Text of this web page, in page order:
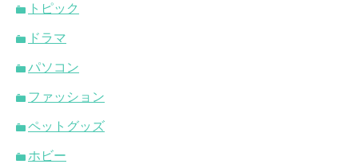
トピック
ドラマ
パソコン
ファッション
ペットグッズ
ホビー